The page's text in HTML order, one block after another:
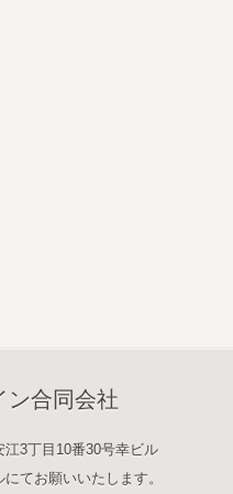
ン合同会社
3丁目10番30号幸ビル
てお願いいたします。